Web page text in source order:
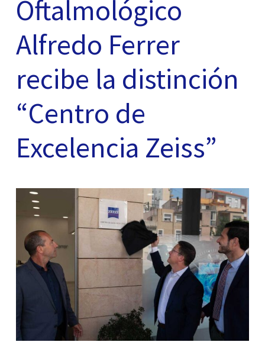
Oftalmológico
Alfredo Ferrer
recibe la distinción
“Centro de
Excelencia Zeiss”